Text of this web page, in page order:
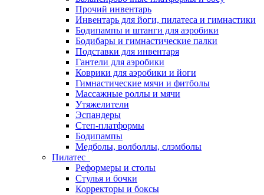
Прочий инвентарь
Инвентарь для йоги, пилатеса и гимнастики
Бодипампы и штанги для аэробики
Бодибары и гимнастические палки
Подставки для инвентаря
Гантели для аэробики
Коврики для аэробики и йоги
Гимнастические мячи и фитболы
Массажные роллы и мячи
Утяжелители
Эспандеры
Степ-платформы
Бодипампы
Медболы, волболлы, слэмболы
Пилатес
Реформеры и столы
Стулья и бочки
Корректоры и боксы